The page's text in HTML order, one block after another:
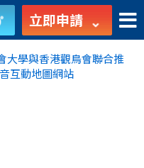
立即申請
大學與香港觀鳥會聯合推
互動地圖網站